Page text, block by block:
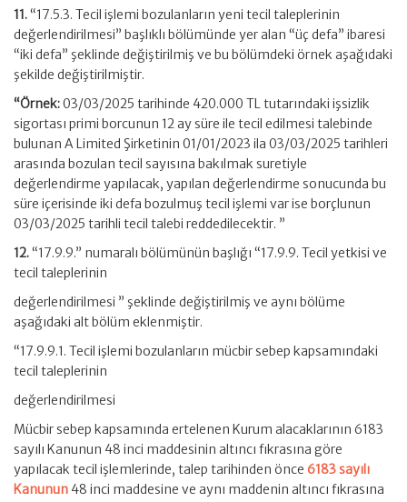
11. “17.5.3. Tecil işlemi bozulanların yeni tecil taleplerinin
değerlendirilmesi” başlıklı bölümünde yer alan “üç defa” ibaresi
“iki defa” şeklinde değiştirilmiş ve bu bölümdeki örnek aşağıdaki
şekilde değiştirilmiştir.
“Örnek:03/03/2025 tarihinde 420.000 TL tutarındaki işsizlik
sigortası primi borcunun 12 ay süre ile tecil edilmesi talebinde
bulunan A Limited Şirketinin 01/01/2023 ila 03/03/2025 tarihleri
arasında bozulan tecil sayısına bakılmak suretiyle
değerlendirme yapılacak, yapılan değerlendirme sonucunda bu
süre içerisinde iki defa bozulmuş tecil işlemi var ise borçlunun
03/03/2025 tarihli tecil talebi reddedilecektir. ”
12. “17.9.9.” numaralı bölümünün başlığı “17.9.9. Tecil yetkisi ve
tecil taleplerinin
değerlendirilmesi ” şeklinde değiştirilmiş ve aynı bölüme
aşağıdaki alt bölüm eklenmiştir.
“17.9.9.1. Tecil işlemi bozulanların mücbir sebep kapsamındaki
tecil taleplerinin
değerlendirilmesi
Mücbir sebep kapsamında ertelenen Kurum alacaklarının 6183
sayılı Kanunun 48 inci maddesinin altıncı fıkrasına göre
yapılacak tecil işlemlerinde, talep tarihinden önce 6183 sayılı
Kanunun 48 inci maddesine ve aynı maddenin altıncı fıkrasına